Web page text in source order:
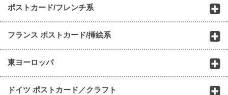
ポストカード/フレンチ系
フランス ポストカード/挿絵系
東ヨーロッパ
ドイツ ポストカード／クラフト